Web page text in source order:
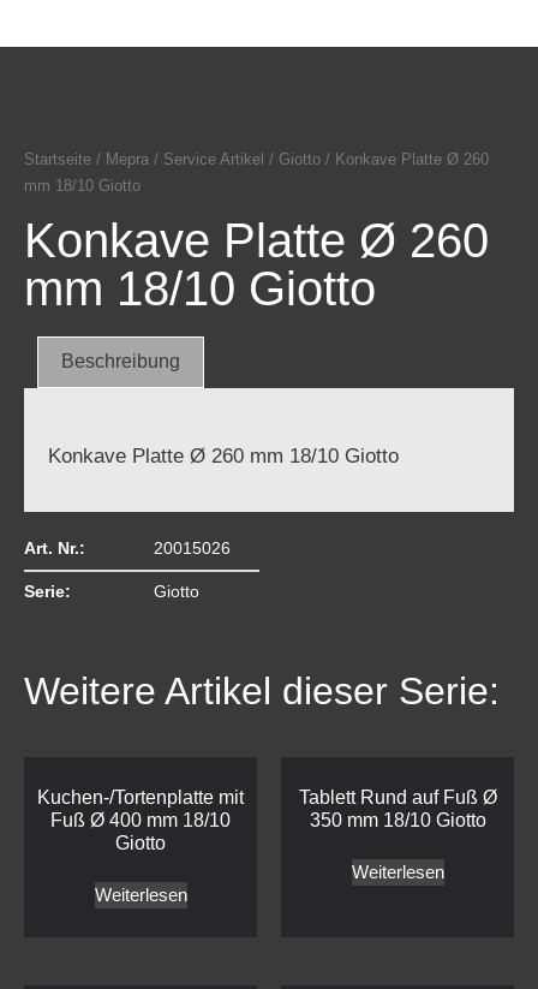
Startseite / Mepra / Service Artikel / Giotto / Konkave Platte Ø 260
mm 18/10 Giotto
Konkave Platte Ø 260
mm 18/10 Giotto
Beschreibung
Konkave Platte Ø 260 mm 18/10 Giotto
Art. Nr.: 20015026
Serie: Giotto
Weitere Artikel dieser Serie:
Kuchen-/Tortenplatte mit
Fuß Ø 400 mm 18/10
Giotto
Weiterlesen
Tablett Rund auf Fuß Ø
350 mm 18/10 Giotto
Weiterlesen